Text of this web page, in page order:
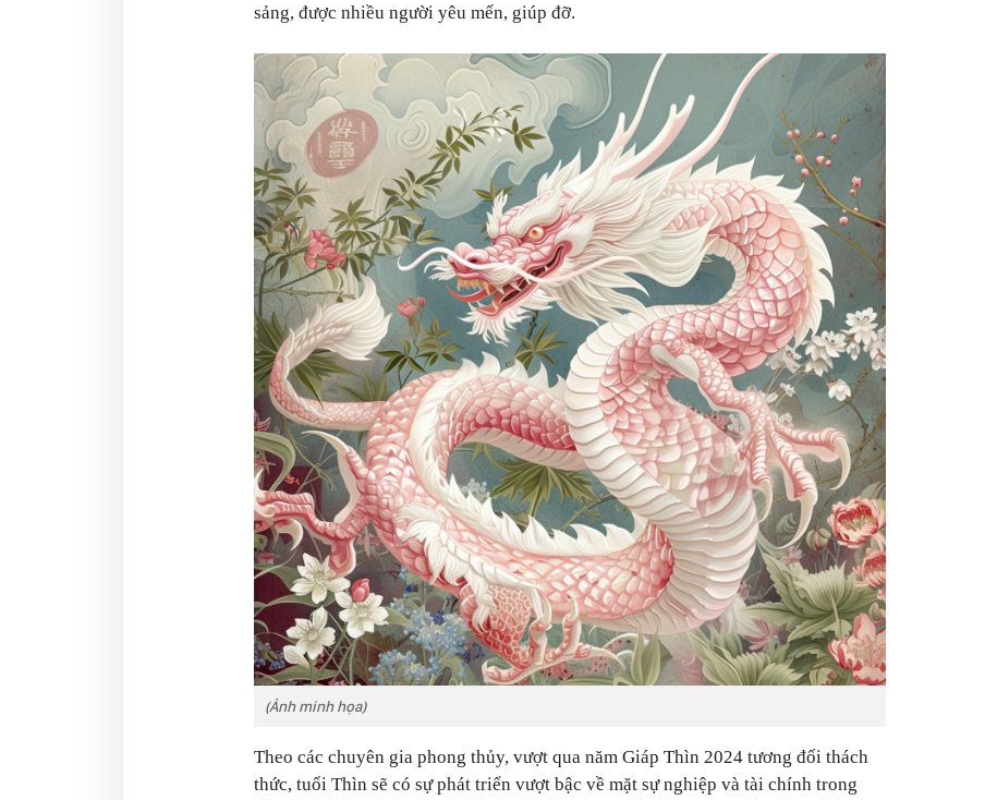
sảng, được nhiều người yêu mến, giúp đỡ.
(Ảnh minh họa)
Theo các chuyên gia phong thủy, vượt qua năm Giáp Thìn 2024 tương đối thách
thức, tuổi Thìn sẽ có sự phát triển vượt bậc về mặt sự nghiệp và tài chính trong